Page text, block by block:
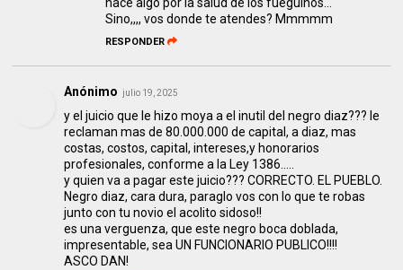
hace algo por la salud de los fueguinos...
Sino,,,, vos donde te atendes? Mmmmm
RESPONDER
Anónimo julio 19, 2025
y el juicio que le hizo moya a el inutil del negro diaz??? le
reclaman mas de 80.000.000 de capital, a diaz, mas
costas, costos, capital, intereses,y honorarios
profesionales, conforme a la Ley 1386.....
y quien va a pagar este juicio??? CORRECTO. EL PUEBLO.
Negro diaz, cara dura, paraglo vos con lo que te robas
junto con tu novio el acolito sidoso!!
es una verguenza, que este negro boca doblada,
impresentable, sea UN FUNCIONARIO PUBLICO!!!!
ASCO DAN!